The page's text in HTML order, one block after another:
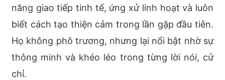
năng giao tiếp tinh tế, ứng xử linh hoạt và luôn
biết cách tạo thiện cảm trong lần gặp đầu tiên.
Họ không phô trương, nhưng lại nổi bật nhờ sự
thông minh và khéo léo trong từng lời nói, cử
chỉ.